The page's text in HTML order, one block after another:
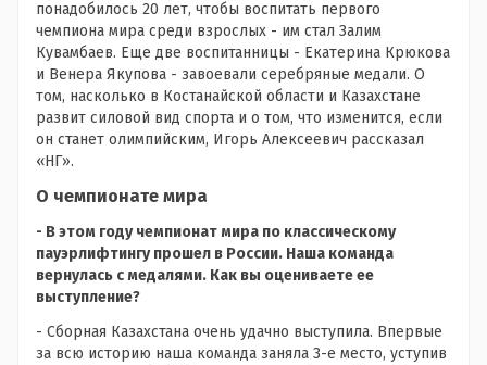
понадобилось 20 лет, чтобы воспитать первого
чемпиона мира среди взрослых - им стал Залим
Кувамбаев. Еще две воспитанницы - Екатерина Крюкова
и Венера Якупова - завоевали серебряные медали. О
том, насколько в Костанайской области и Казахстане
развит силовой вид спорта и о том, что изменится, если
он станет олимпийским, Игорь Алексеевич рассказал
«НГ».
О чемпионате мира
- В этом году чемпионат мира по классическому
пауэрлифтингу прошел в России. Наша команда
вернулась с медалями. Как вы оцениваете ее
выступление?
- Сборная Казахстана очень удачно выступила. Впервые
за всю историю наша команда заняла 3-е место, уступив